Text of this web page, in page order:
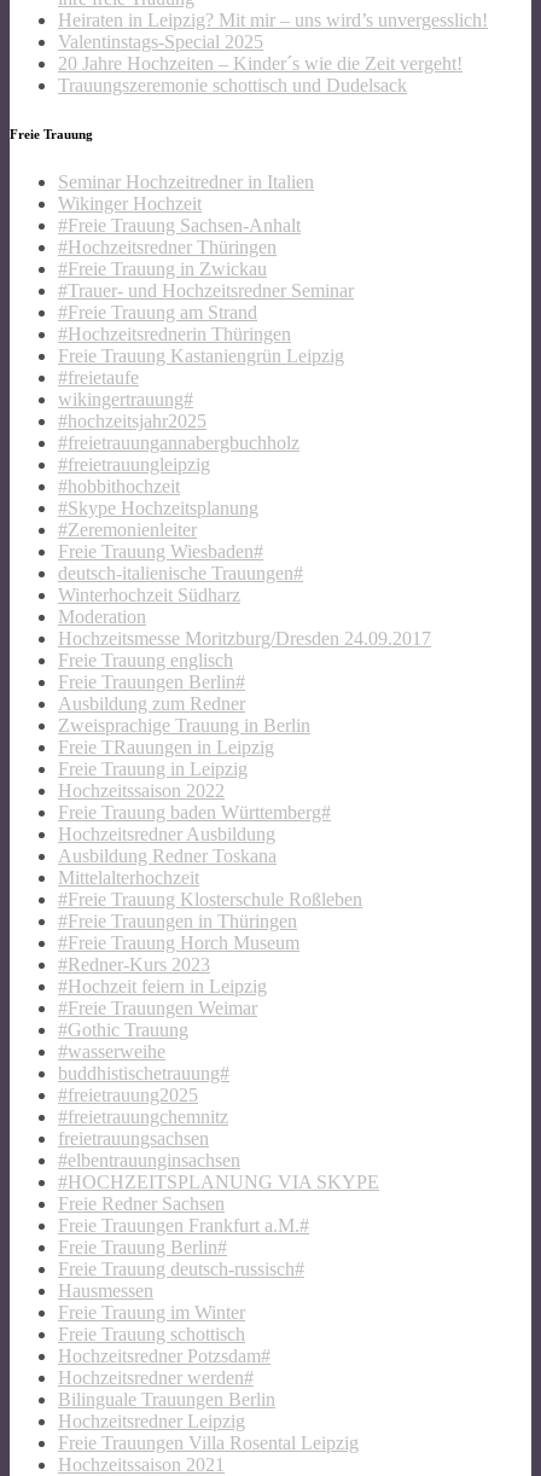
Heiraten in Leipzig? Mit mir – uns wird’s unvergesslich!
Valentinstags-Special 2025
20 Jahre Hochzeiten – Kinder´s wie die Zeit vergeht!
Trauungszeremonie schottisch und Dudelsack
Freie Trauung
Seminar Hochzeitredner in Italien
Wikinger Hochzeit
#Freie Trauung Sachsen-Anhalt
#Hochzeitsredner Thüringen
#Freie Trauung in Zwickau
#Trauer- und Hochzeitsredner Seminar
#Freie Trauung am Strand
#Hochzeitsrednerin Thüringen
Freie Trauung Kastaniengrün Leipzig
#freietaufe
wikingertrauung#
#hochzeitsjahr2025
#freietrauungannabergbuchholz
#freietrauungleipzig
#hobbithochzeit
#Skype Hochzeitsplanung
#Zeremonienleiter
Freie Trauung Wiesbaden#
deutsch-italienische Trauungen#
Winterhochzeit Südharz
Moderation
Hochzeitsmesse Moritzburg/Dresden 24.09.2017
Freie Trauung englisch
Freie Trauungen Berlin#
Ausbildung zum Redner
Zweisprachige Trauung in Berlin
Freie TRauungen in Leipzig
Freie Trauung in Leipzig
Hochzeitssaison 2022
Freie Trauung baden Württemberg#
Hochzeitsredner Ausbildung
Ausbildung Redner Toskana
Mittelalterhochzeit
#Freie Trauung Klosterschule Roßleben
#Freie Trauungen in Thüringen
#Freie Trauung Horch Museum
#Redner-Kurs 2023
#Hochzeit feiern in Leipzig
#Freie Trauungen Weimar
#Gothic Trauung
#wasserweihe
buddhistischetrauung#
#freietrauung2025
#freietrauungchemnitz
freietrauungsachsen
#elbentrauunginsachsen
#HOCHZEITSPLANUNG VIA SKYPE
Freie Redner Sachsen
Freie Trauungen Frankfurt a.M.#
Freie Trauung Berlin#
Freie Trauung deutsch-russisch#
Hausmessen
Freie Trauung im Winter
Freie Trauung schottisch
Hochzeitsredner Potzsdam#
Hochzeitsredner werden#
Bilinguale Trauungen Berlin
Hochzeitsredner Leipzig
Freie Trauungen Villa Rosental Leipzig
Hochzeitssaison 2021